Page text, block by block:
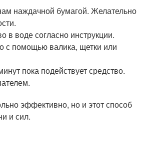
наждачной бумагой. Желательно
в воде согласно инструкции.
с помощью валика, щетки или
пока подействует средство.
эффективно, но и этот способ
и сил.